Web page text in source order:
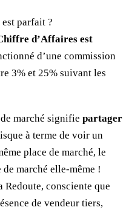
parfait ?
d’Affaires est
d’une commission
3% et 25% suivant les
marché signifie partager
à terme de voir un
place de marché, le
marché elle-même !
Redoute, consciente que
de vendeur tiers,